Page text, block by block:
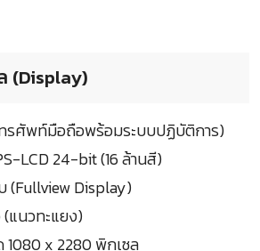
(Display)
รศัพท์มือถือพร้อมระบบปฏิบัติการ)
LCD 24-bit (16 ล้านสี)
(Fullview Display)
แนวทะแยง)
1080 x 2280 พิกเซล